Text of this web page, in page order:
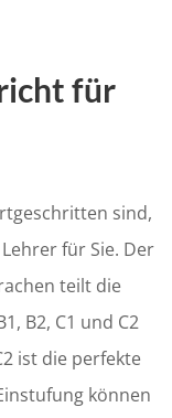
für
sind,
für Sie. Der
teilt die
B2, C1 und C2
ist die perfekte
können